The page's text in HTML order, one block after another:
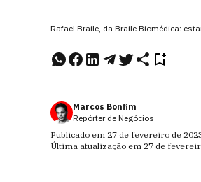
Rafael Braile, da Braile Biomédica:
Marcos Bonfim
Repórter de Negócios
Publicado em 27 de fevereiro de
Última atualização em 27 de